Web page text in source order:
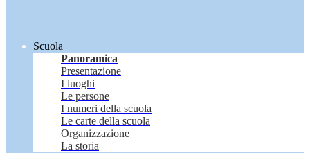
Scuola
Panoramica
Presentazione
I luoghi
Le persone
I numeri della scuola
Le carte della scuola
Organizzazione
La storia